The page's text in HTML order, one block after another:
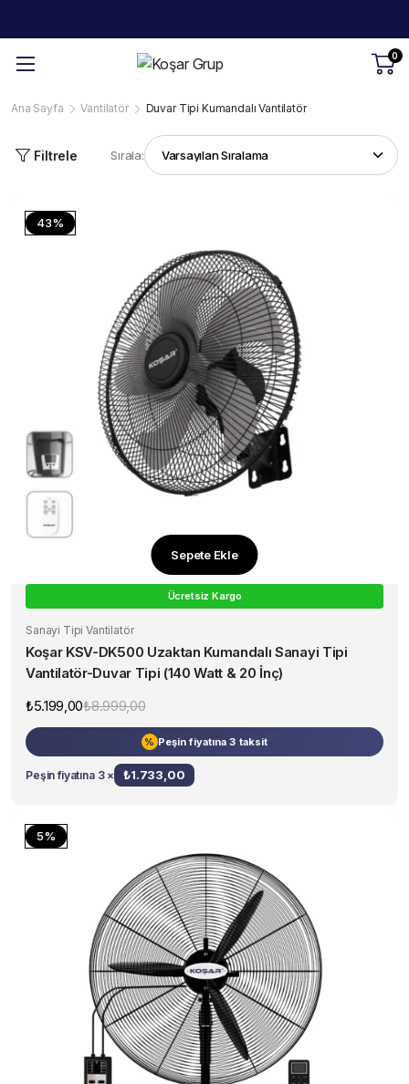
0
Ana Sayfa Vantilatör Duvar Tipi Kumandalı Vantilatör
Filtrele Sırala:
43%
Sepete Ekle
Ücretsiz Kargo
Sanayi Tipi Vantilatör
Koşar KSV-DK500 Uzaktan Kumandalı Sanayi Tipi
Vantilatör-Duvar Tipi (140 Watt & 20 İnç)
₺8.999,00Orijinal
fiyat:
₺8.999,00.
₺5.199,00 Şu
andaki
fiyat:
₺5.199,00.
% Peşin fiyatına 3 taksit
Peşin fiyatına 3 × ₺1.733,00
5%